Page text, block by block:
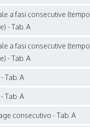
a fasi consecutive (tempo
- Tab. A
a fasi consecutive (tempo
- Tab. A
Tab. A
Tab. A
consecutivo - Tab. A